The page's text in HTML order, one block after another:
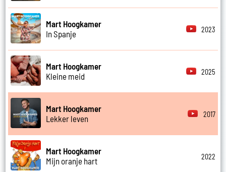
Mart Hoogkamer
In Spanje
2023
Mart Hoogkamer
Kleine meid
2025
Mart Hoogkamer
Lekker leven
2017
Mart Hoogkamer
Mijn oranje hart
2022